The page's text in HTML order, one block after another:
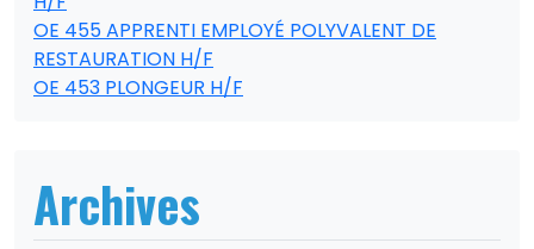
OE 455 APPRENTI EMPLOYÉ POLYVALENT DE
RESTAURATION H/F
OE 453 PLONGEUR H/F
Archives